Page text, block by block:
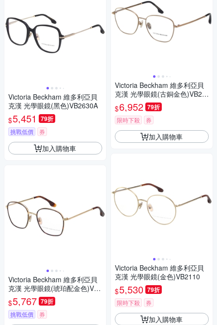
Victoria Beckham 維多利亞貝
克漢 光學眼鏡(黑色)VB2630A
$5,451 79折
挑戰低價 券
加入購物車
Victoria Beckham 維多利亞貝
克漢 光學眼鏡(琥珀配金色)VB2
32
$5,767 79折
挑戰低價 券
Victoria Beckham 維多利亞貝
克漢 光學眼鏡(古銅金色)VB25
02A-719
$6,952 79折
限時下殺 券
加入購物車
Victoria Beckham 維多利亞貝
克漢 光學眼鏡(金色)VB2110
$5,530 79折
限時下殺 券
加入購物車